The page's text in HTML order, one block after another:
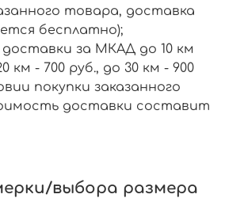
товара, доставка
бесплатно);
за МКАД до 10 км
км - 700 руб., до 30 км - 900
покупки заказанного
доставки составит
выбора размера